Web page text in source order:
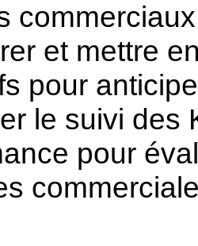
commerciaux
et mettre
pour
le suivi des
pour